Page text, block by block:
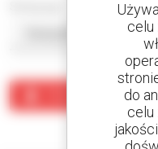
Żaden wynik
celu
do
celu